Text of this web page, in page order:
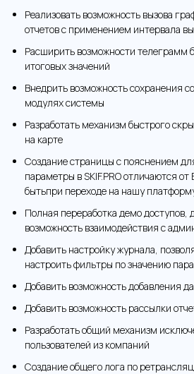
Реализовать возможность вызова
отчетов с применением интервала
Расширить возможности телеграмм
итоговых значений
Внедрить возможность сохранения
модулях системы
Разработать механизм быстрого
на карте
Создание страницы с пояснением
параметры в SKIF.PRO отличаются
бытьпри переходе на нашу
Полная переработка демо доступов,
возможность взаимодействия с
Добавить настройку журнала,
настроить фильтры по значению
Добавить возможность добавления
Добавить возможность рассылки
Разработать общий механизм
пользователей из компаний
Создание общего лога по